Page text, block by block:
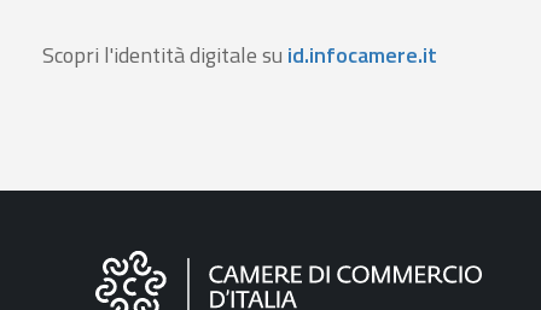
Scopri l'identità digitale su id.infocamere.it
Informazioni